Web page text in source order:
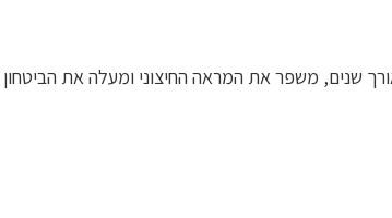
שנים, משפר את המראה החיצוני ומעלה את